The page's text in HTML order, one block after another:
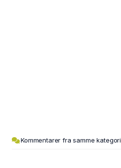
Kommentarer fra samme kategori